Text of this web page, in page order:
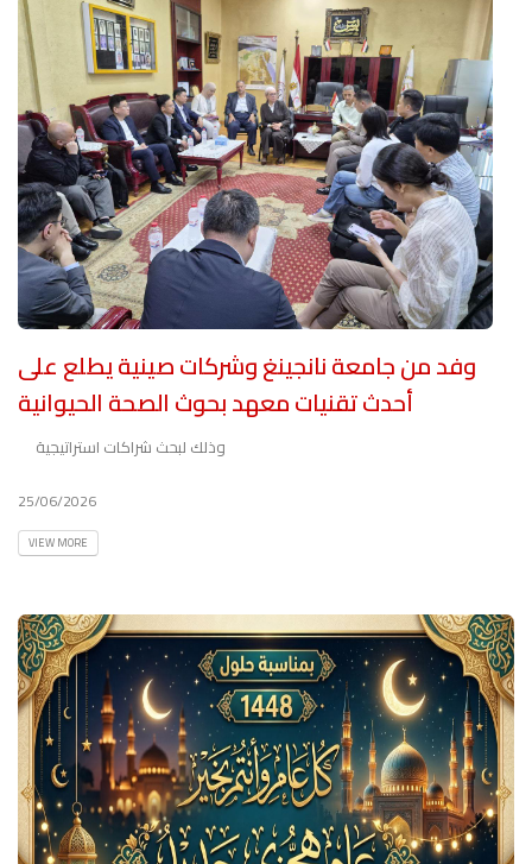
وفد من جامعة نانجينغ وشركات صينية يطلع على
أحدث تقنيات معهد بحوث الصحة الحيوانية
وذلك لبحث شراكات استراتيجية
25/06/2026
VIEW MORE